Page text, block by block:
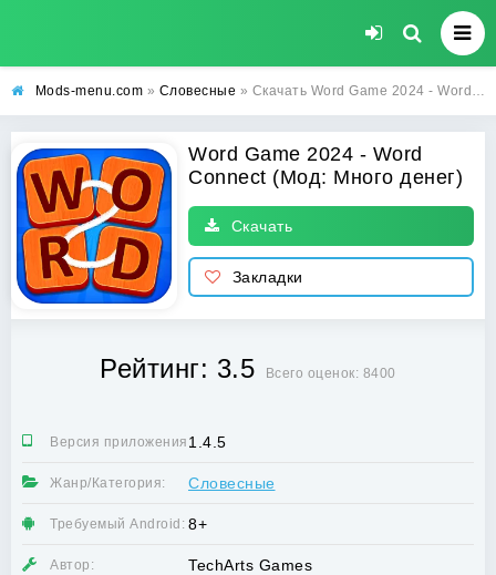
Mods-menu.com » Словесные » Скачать Word Game 2024 - Word Connect Взлом (Много денег) на Андроид бесплатно
Word Game 2024 - Word
Connect (Мод: Много денег)
Скачать
Закладки
Рейтинг: 3.5 Всего оценок: 8400
Версия приложения:1.4.5
Жанр/Категория: Словесные
Требуемый Android: 8+
Автор: TechArts Games